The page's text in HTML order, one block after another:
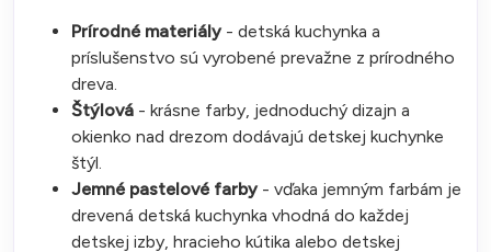
Prírodné materiály- detská kuchynka a
príslušenstvo sú vyrobené prevažne z prírodného
dreva.
Štýlová - krásne farby, jednoduchý dizajn a
okienko nad drezom dodávajú detskej kuchynke
štýl.
Jemné pastelové farby- vďaka jemným farbám je
drevená detská kuchynka vhodná do každej
detskej izby, hracieho kútika alebo detskej